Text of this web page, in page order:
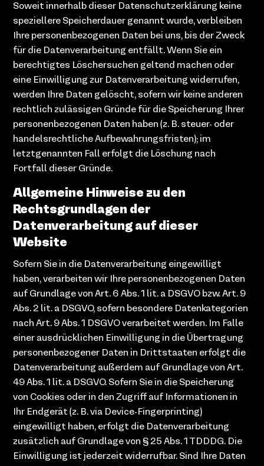
Soweit innerhalb dieser Datenschutzerklärung keine
speziellere Speicherdauer genannt wurde, verbleiben
Ihre personenbezogenen Daten bei uns, bis der Zweck
für die Datenverarbeitung entfällt. Wenn Sie ein
berechtigtes Löschersuchen geltend machen oder
eine Einwilligung zur Datenverarbeitung widerrufen,
werden Ihre Daten gelöscht, sofern wir keine anderen
rechtlich zulässigen Gründe für die Speicherung Ihrer
personenbezogenen Daten haben (z. B. steuer- oder
handelsrechtliche Aufbewahrungsfristen); im
letztgenannten Fall erfolgt die Löschung nach
Fortfall dieser Gründe.
Allgemeine Hinweise zu den
Rechtsgrundlagen der
Datenverarbeitung auf dieser
Website
Sofern Sie in die Datenverarbeitung eingewilligt
haben, verarbeiten wir Ihre personenbezogenen Daten
auf Grundlage von Art. 6 Abs. 1 lit. a DSGVO bzw. Art. 9
Abs. 2 lit. a DSGVO, sofern besondere Datenkategorien
nach Art. 9 Abs. 1 DSGVO verarbeitet werden. Im Falle
einer ausdrücklichen Einwilligung in die Übertragung
personenbezogener Daten in Drittstaaten erfolgt die
Datenverarbeitung außerdem auf Grundlage von Art.
49 Abs. 1 lit. a DSGVO. Sofern Sie in die Speicherung
von Cookies oder in den Zugriff auf Informationen in
Ihr Endgerät (z. B. via Device-Fingerprinting)
eingewilligt haben, erfolgt die Datenverarbeitung
zusätzlich auf Grundlage von § 25 Abs. 1 TDDDG. Die
Einwilligung ist jederzeit widerrufbar. Sind Ihre Daten